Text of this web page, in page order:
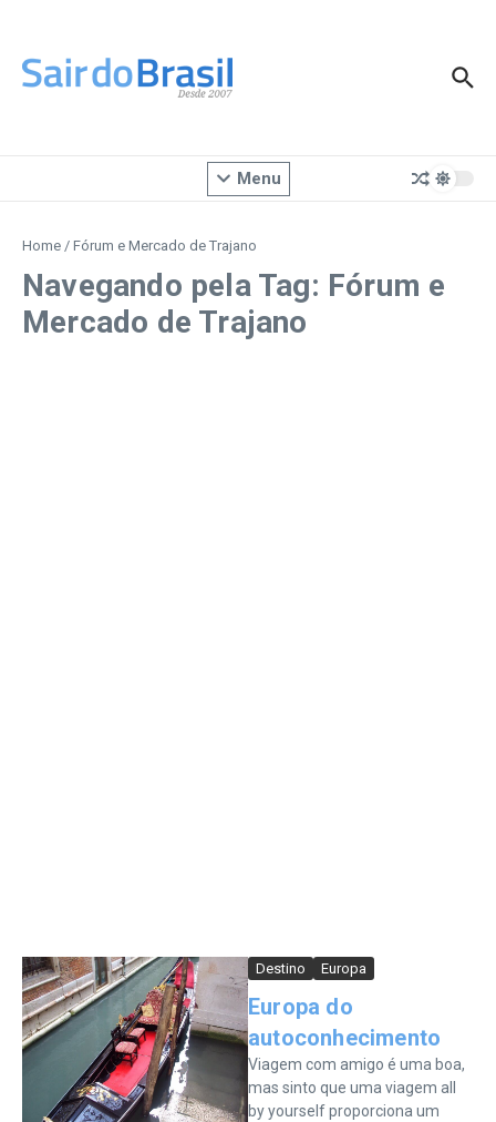
Menu
Home / Fórum e Mercado de Trajano
Navegando pela Tag: Fórum e
Mercado de Trajano
Destino Europa
Europa do
autoconhecimento
Viagem com amigo é uma boa,
mas sinto que uma viagem all
by yourself proporciona um